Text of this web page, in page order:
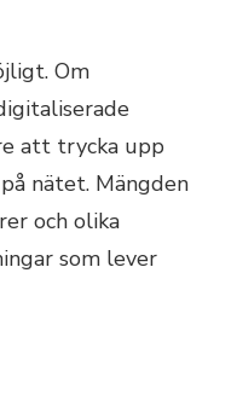
Om
att trycka upp
nätet. Mängden
och olika
som lever